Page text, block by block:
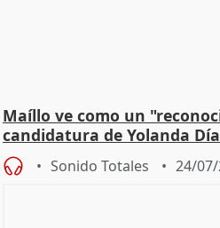
Maíllo ve como un
candidatura de Yolanda
Sonido Totales 24/